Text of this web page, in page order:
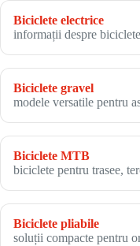
Biciclete electrice
informații despre
Biciclete gravel
modele versatile pentru
Biciclete MTB
biciclete pentru trasee,
Biciclete pliabile
soluții compacte pentru